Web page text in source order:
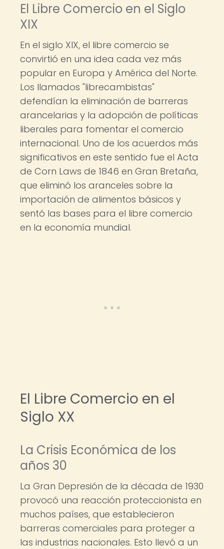
El Libre Comercio en el Siglo
XIX
En el siglo XIX, el libre comercio se
convirtió en una idea cada vez más
popular en Europa y América del Norte.
Los llamados "librecambistas"
defendían la eliminación de barreras
arancelarias y la adopción de políticas
liberales para fomentar el comercio
internacional. Uno de los acuerdos más
significativos en este sentido fue el Acta
de Corn Laws de 1846 en Gran Bretaña,
que eliminó los aranceles sobre la
importación de alimentos básicos y
sentó las bases para el libre comercio
en la economía mundial.
El Libre Comercio en el
Siglo XX
La Crisis Económica de los
años 30
La Gran Depresión de la década de 1930
provocó una reacción proteccionista en
muchos países, que establecieron
barreras comerciales para proteger a
las industrias nacionales. Esto llevó a un